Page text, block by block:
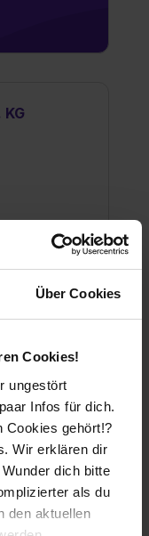
Über Cookies
Cookies!
ungestört
Infos für dich.
Cookies gehört!?
Wir erklären dir
dich bitte
als du
den aktuellen
1920
Industrie
für
In dritter